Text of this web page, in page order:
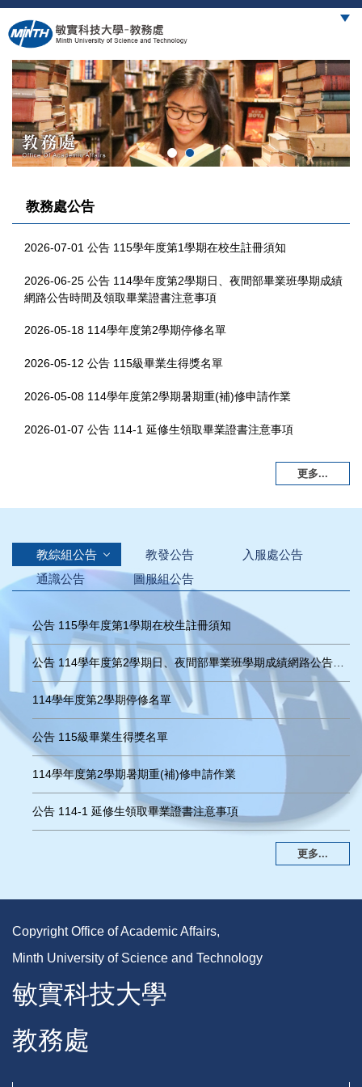
跳
到
主
要
內
容
區
教務處公告
2026-07-01 公告 115學年度第1學期在校生註冊須知
2026-06-25 公告 114學年度第2學期日、夜間部畢業班學期成績
網路公告時間及領取畢業證書注意事項
2026-05-18 114學年度第2學期停修名單
2026-05-12 公告 115級畢業生得獎名單
2026-05-08 114學年度第2學期暑期重(補)修申請作業
2026-01-07 公告 114-1 延修生領取畢業證書注意事項
更多...
教綜組公告 教發公告
入服處公告
通識公告
圖服組公告
公告 115學年度第1學期在校生註冊須知
114學年度第2學期停修名單
公告 115級畢業生得獎名單
114學年度第2學期暑期重(補)修申請作業
公告 114-1 延修生領取畢業證書注意事項
更多...
Copyright Office of Academic Affairs,
Minth University of Science and Technology
敏實科技大學
教務處